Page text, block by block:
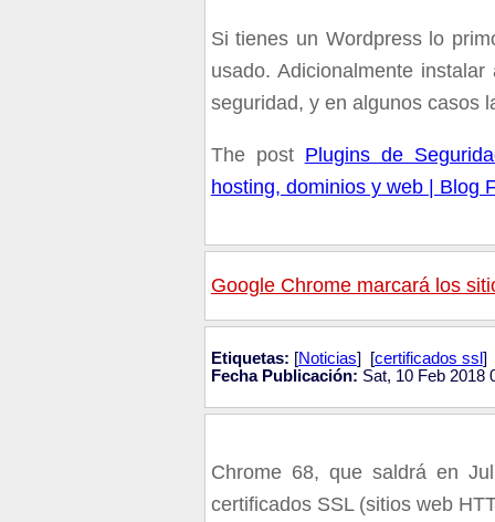
Si tienes un Wordpress lo
usado. Adicionalmente
seguridad, y en algunos casos
The post Plugins de
hosting, dominios y web | Blog
Google Chrome marcará los
Etiquetas: [Noticias] [certificados ssl ]
Fecha Publicación: Sat, 10 Feb 2018
Chrome 68, que saldrá en
certificados SSL (sitios web